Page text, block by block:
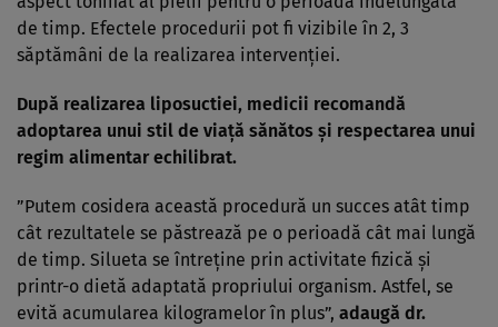
de timp. Efectele procedurii pot fi vizibile în 2, 3
săptămâni de la realizarea intervenţiei.
După realizarea liposuctiei, medicii recomandă
adoptarea unui stil de viaţă sănătos şi respectarea unui
regim alimentar echilibrat.
”Putem cosidera această procedură un succes atât timp
cât rezultatele se păstrează pe o perioadă cât mai lungă
de timp. Silueta se întreţine prin activitate fizică şi
printr-o dietă adaptată propriului organism. Astfel, se
evită acumularea kilogramelor în plus”, adaugă dr.